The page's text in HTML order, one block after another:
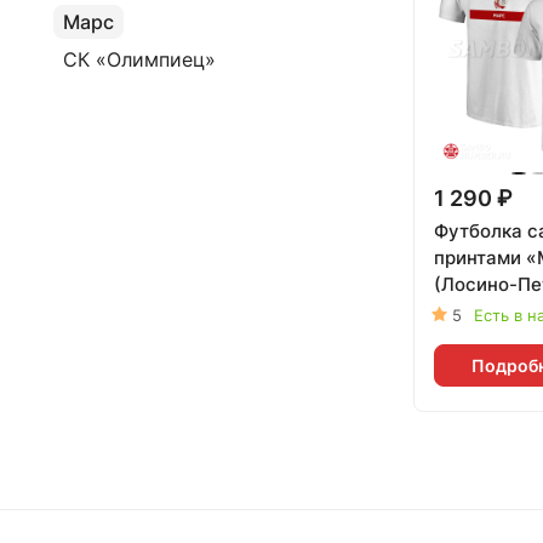
1 290 ₽
Футболка
принтами
(Лосино-
001w-
5 Есть в
Марс
СК «Олимпиец»